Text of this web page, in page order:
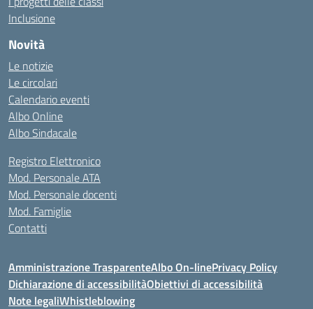
Inclusione
Novità
Le notizie
Le circolari
Calendario eventi
Albo Online
Albo Sindacale
Registro Elettronico
Mod. Personale ATA
Mod. Personale docenti
Mod. Famiglie
Contatti
Amministrazione TrasparenteAlbo On-linePrivacy Policy
Dichiarazione di accessibilitàObiettivi di accessibilità
Note legaliWhistleblowing